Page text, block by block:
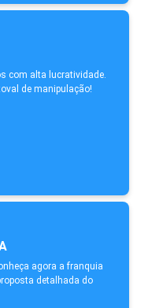
com alta lucratividade.
de manipulação!
agora a franquia
detalhada do